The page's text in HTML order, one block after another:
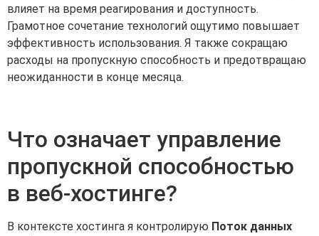
влияет на время реагирования и доступность.
Грамотное сочетание технологий ощутимо повышает
эффективность использования. Я также сокращаю
расходы на пропускную способность и предотвращаю
неожиданности в конце месяца.
Что означает управление
пропускной способностью
в веб-хостинге?
В контексте хостинга я контролирую Поток данных